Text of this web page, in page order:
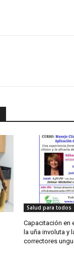
Salud para todos
Capacitación en
la uña involuta y
correctores